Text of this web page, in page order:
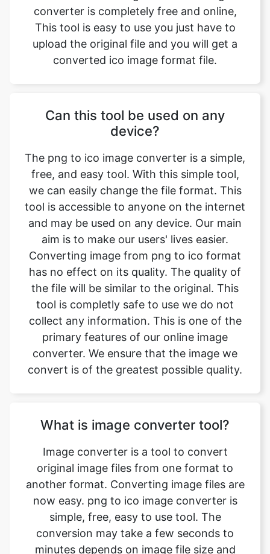
converted ico image format file.
Can this tool be used on any
free, and easy tool. With this simple tool,
we can easily change the file format. This
tool is accessible to anyone on the internet
and may be used on any device. Our main
aim is to make our users' lives easier.
Converting image from png to ico format
has no effect on its quality. The quality of
the file will be similar to the original. This
tool is completly safe to use we do not
collect any information. This is one of the
primary features of our online image
converter. We ensure that the image we
convert is of the greatest possible quality.
What is image converter tool?
another format. Converting image files are
now easy. png to ico image converter is
simple, free, easy to use tool. The
conversion may take a few seconds to
minutes depends on image file size and
CPU performance of your device. Our free
online image converting tool can be used
by anybody and everybody. For using this